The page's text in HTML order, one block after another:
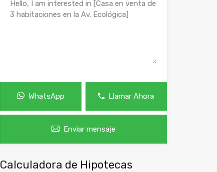
WhatsApp Llamar Ahora
Enviar mensaje
Calculadora de Hipotecas